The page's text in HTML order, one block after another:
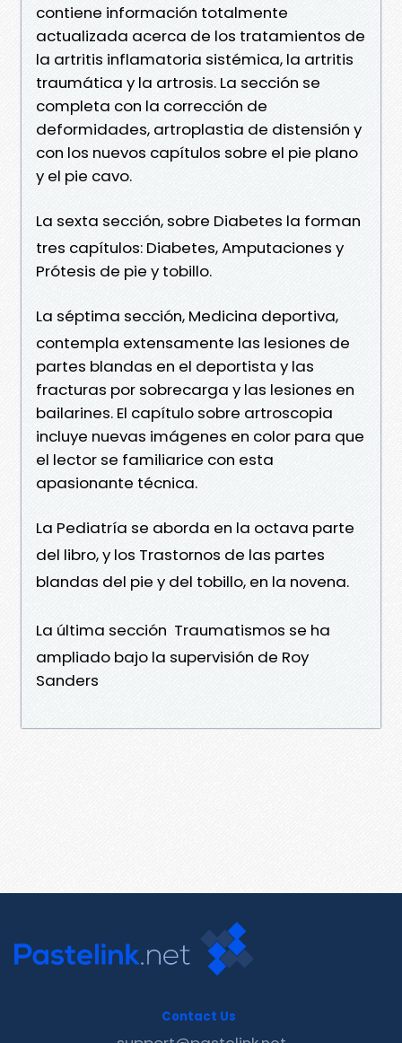
contiene información totalmente
actualizada acerca de los tratamientos de
la artritis inflamatoria sistémica, la artritis
traumática y la artrosis. La sección se
completa con la corrección de
deformidades, artroplastia de distensión y
con los nuevos capítulos sobre el pie plano
y el pie cavo.
La sexta sección, sobre Diabetes la forman
tres capítulos: Diabetes, Amputaciones y
Prótesis de pie y tobillo.
La séptima sección, Medicina deportiva,
contempla extensamente las lesiones de
partes blandas en el deportista y las
fracturas por sobrecarga y las lesiones en
bailarines. El capítulo sobre artroscopia
incluye nuevas imágenes en color para que
el lector se familiarice con esta
apasionante técnica.
La Pediatría se aborda en la octava parte
del libro, y los Trastornos de las partes
blandas del pie y del tobillo, en la novena.
La última sección  Traumatismos se ha
ampliado bajo la supervisión de Roy
Sanders
Contact Us